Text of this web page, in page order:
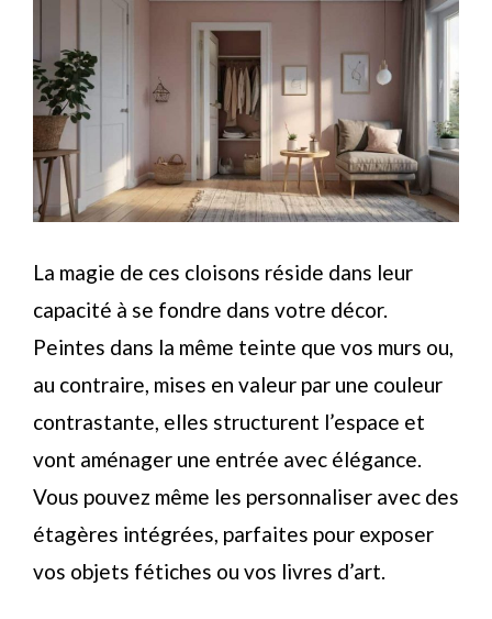
La magie de ces cloisons réside dans leur
capacité à se fondre dans votre décor.
Peintes dans la même teinte que vos murs ou,
au contraire, mises en valeur par une couleur
contrastante, elles structurent l’espace et
vont aménager une entrée avec élégance.
Vous pouvez même les personnaliser avec des
étagères intégrées, parfaites pour exposer
vos objets fétiches ou vos livres d’art.